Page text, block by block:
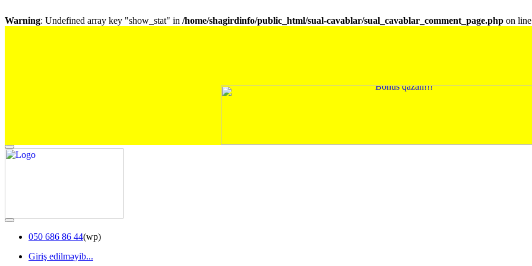
Warning: Undefined array key "show_stat" in /home/shagirdinfo/public_html/sual-cavablar/sual_cavablar_comment_page.php on
050 686 86 44(wp)
Giriş edilməyib...